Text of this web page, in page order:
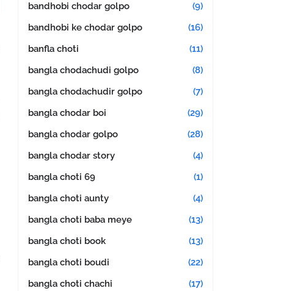
bandhobi chodar golpo
(9)
bandhobi ke chodar golpo
(16)
banfla choti
(11)
bangla chodachudi golpo
(8)
bangla chodachudir golpo
(7)
bangla chodar boi
(29)
bangla chodar golpo
(28)
bangla chodar story
(4)
bangla choti 69
(1)
bangla choti aunty
(4)
bangla choti baba meye
(13)
bangla choti book
(13)
bangla choti boudi
(22)
bangla choti chachi
(17)